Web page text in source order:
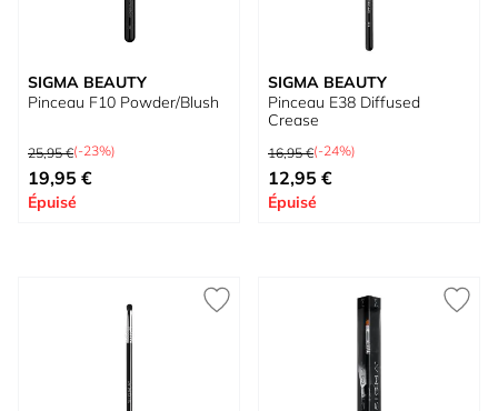
SIGMA BEAUTY
Pinceau F10 Powder/Blush
Prix normal
25,95 €(-23%)
Prix spécial
19,95 €
Épuisé
SIGMA BEAUTY
Pinceau E38 Diffused
Crease
Prix normal
16,95 €(-24%)
Prix spécial
12,95 €
Épuisé